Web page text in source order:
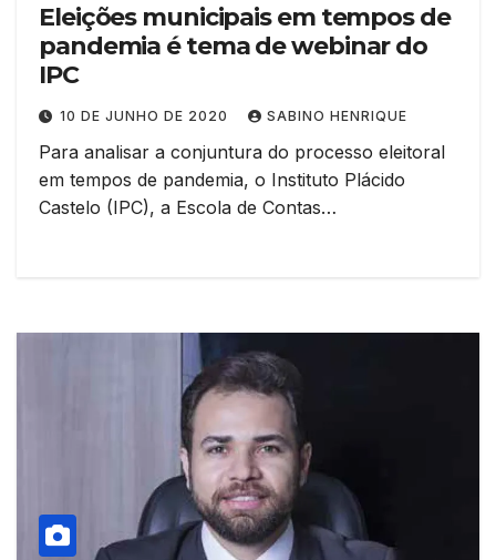
Eleições municipais em tempos de
pandemia é tema de webinar do
IPC
10 DE JUNHO DE 2020 SABINO HENRIQUE
Para analisar a conjuntura do processo eleitoral
em tempos de pandemia, o Instituto Plácido
Castelo (IPC), a Escola de Contas…